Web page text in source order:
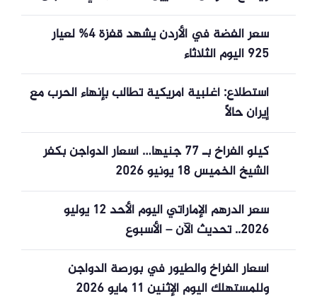
سعر الفضة في الأردن يشهد قفزة 4% لعيار
925 اليوم الثلاثاء
استطلاع: أغلبية أمريكية تطالب بإنهاء الحرب مع
إيران حالاً
كيلو الفراخ بـ 77 جنيها… أسعار الدواجن بكفر
الشيخ الخميس 18 يونيو 2026
سعر الدرهم الإماراتي اليوم الأحد 12 يوليو
2026.. تحديث الآن – الأسبوع
أسعار الفراخ والطيور في بورصة الدواجن
وللمستهلك اليوم الإثنين 11 مايو 2026